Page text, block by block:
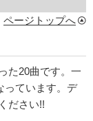
ページトップへ
た20曲です。一
っています。デ
ださい!!